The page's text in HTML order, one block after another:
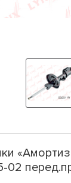
02